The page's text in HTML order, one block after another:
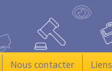
Nous contacter